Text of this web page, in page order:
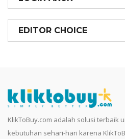
EDITOR CHOICE
KlikToBuy.com adalah solusi terbaik
kebutuhan sehari-hari karena